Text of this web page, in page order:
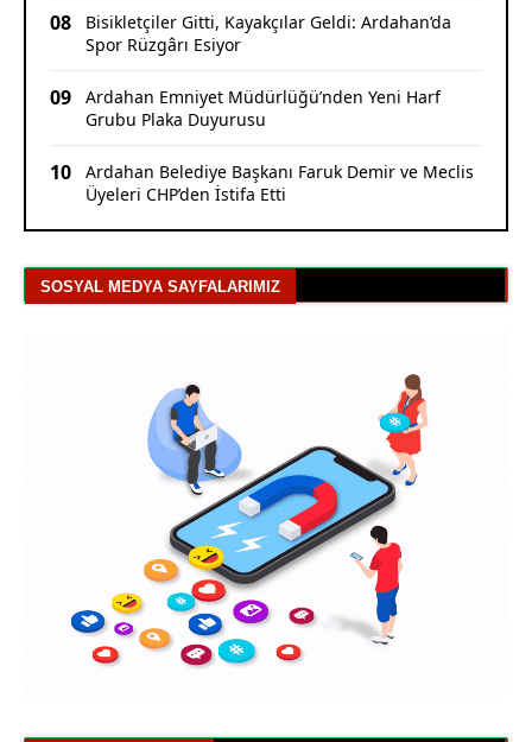
08
Bisikletçiler Gitti, Kayakçılar Geldi: Ardahan’da
Spor Rüzgârı Esiyor
09
Ardahan Emniyet Müdürlüğü’nden Yeni Harf
Grubu Plaka Duyurusu
10
Ardahan Belediye Başkanı Faruk Demir ve Meclis
Üyeleri CHP’den İstifa Etti
SOSYAL MEDYA SAYFALARIMIZ